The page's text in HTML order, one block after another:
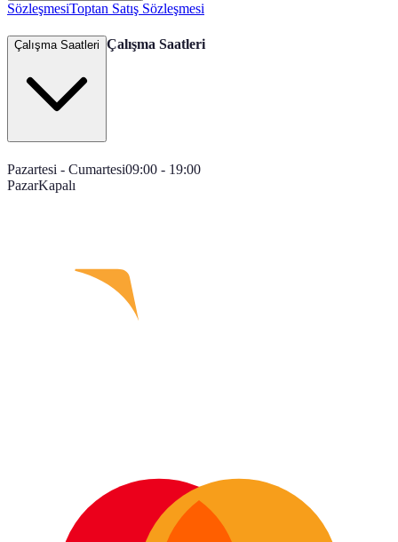
SözleşmesiToptan Satış Sözleşmesi
Çalışma Saatleri Çalışma Saatleri
Pazartesi - Cumartesi09:00 - 19:00
PazarKapalı